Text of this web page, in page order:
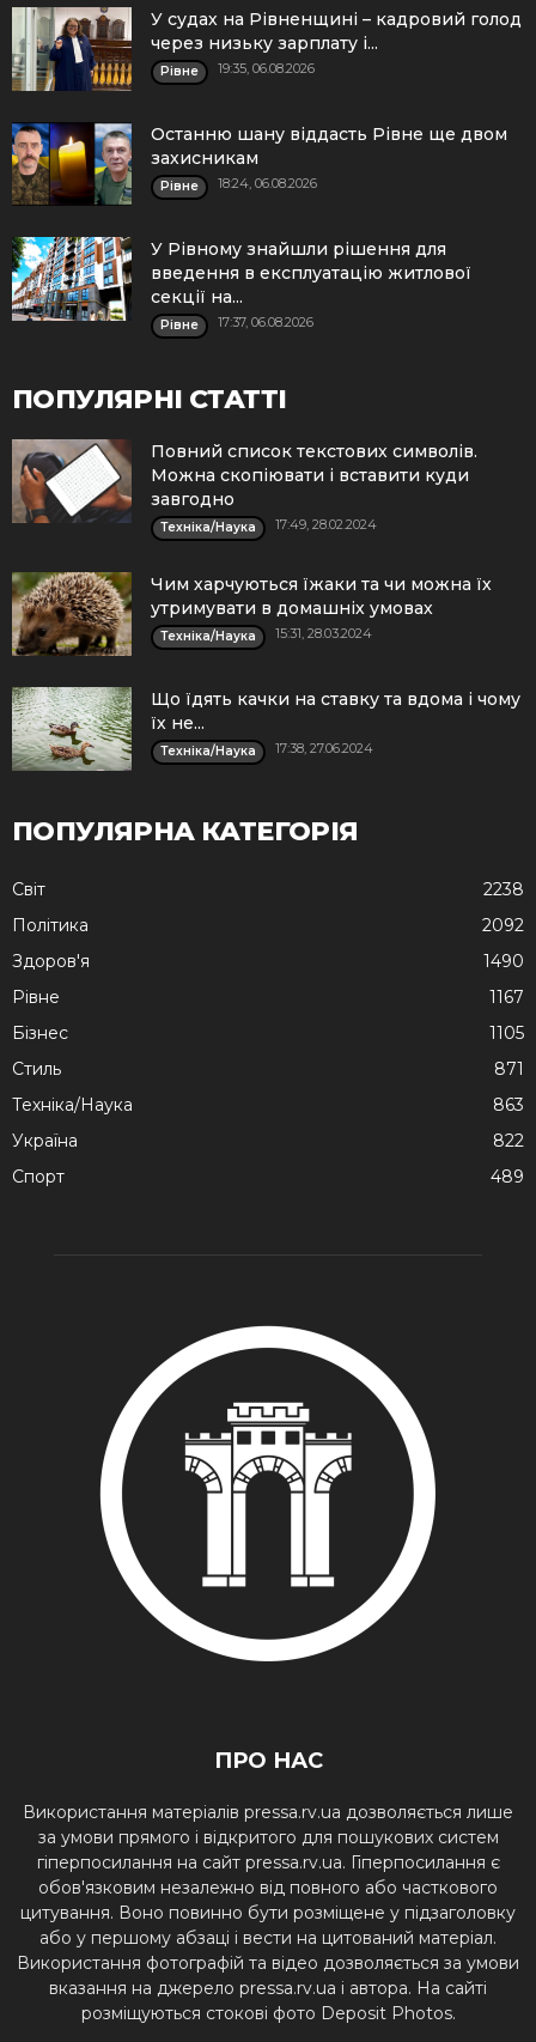
У судах на Рівненщині – кадровий голод
через низьку зарплату і...
Рівне 19:35, 06.08.2026
Останню шану віддасть Рівне ще двом
захисникам
Рівне 18:24, 06.08.2026
У Рівному знайшли рішення для
введення в експлуатацію житлової
секції на...
Рівне 17:37, 06.08.2026
ПОПУЛЯРНІ СТАТТІ
Повний список текстових символів.
Можна скопіювати і вставити куди
завгодно
Техніка/Наука 17:49, 28.02.2024
Чим харчуються їжаки та чи можна їх
утримувати в домашніх умовах
Техніка/Наука 15:31, 28.03.2024
Що їдять качки на ставку та вдома і чому
їх не...
Техніка/Наука 17:38, 27.06.2024
ПОПУЛЯРНА КАТЕГОРІЯ
Cвіт
2238
Політика
2092
Здоров'я
1490
Рівне
1167
Бізнес
1105
Стиль
871
Техніка/Наука
863
Україна
822
Спорт
489
ПРО НАС
Використання матеріалів pressa.rv.ua дозволяється лише
за умови прямого і відкритого для пошукових систем
гіперпосилання на сайт pressa.rv.ua. Гіперпосилання є
обов'язковим незалежно від повного або часткового
цитування. Воно повинно бути розміщене у підзаголовку
або у першому абзаці і вести на цитований матеріал.
Використання фотографій та відео дозволяється за умови
вказання на джерело pressa.rv.ua і автора. На сайті
розміщуються стокові фото Deposit Photos.